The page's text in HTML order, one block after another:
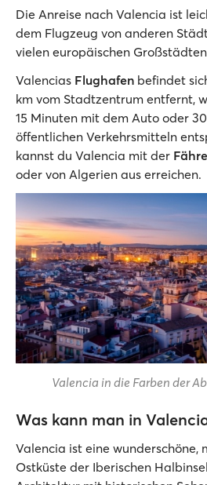
Die Anreise nach Valencia ist
dem Flugzeug von anderen
vielen europäischen
Valencias Flughafen befindet
km vom Stadtzentrum entfernt,
15 Minuten mit dem Auto oder
öffentlichen Verkehrsmitteln
kannst du Valencia mit der Fähre
oder von Algerien aus erreichen.
Valencia in die Farben der
Was kann man in
Valencia ist eine wunderschöne,
Ostküste der Iberischen